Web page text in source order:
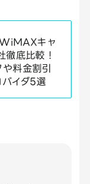
キャ
徹底比較！
料金割引
イダ5選